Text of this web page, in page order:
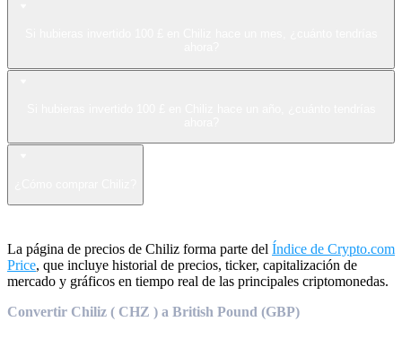
La página de precios de Chiliz forma parte del Índice de Crypto.com
Price, que incluye historial de precios, ticker, capitalización de
mercado y gráficos en tiempo real de las principales criptomonedas.
Convertir Chiliz ( CHZ ) a British Pound (GBP)